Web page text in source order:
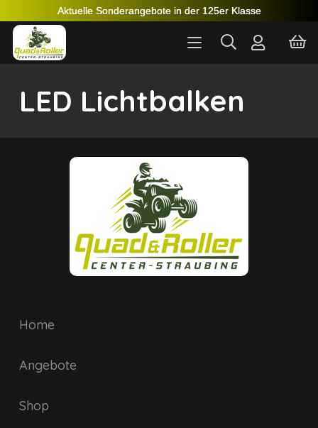
Aktuelle Sonderangebote in der 125er Klasse
LED Lichtbalken
Home
Angebote
Shop